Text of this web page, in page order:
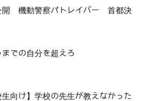
開 機動警察パトレイバー 首都決
までの自分を超えろ
生向け】学校の先生が教えなかった